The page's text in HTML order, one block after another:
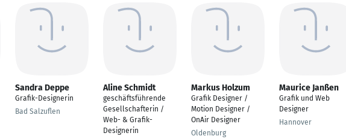
Sandra Deppe
Grafik-Designerin
Bad Salzuflen
Aline Schmidt
geschäftsführende
Gesellschafterin /
Web- & Grafik-
Designerin
Markus Holzum
Grafik Designer /
Motion Designer /
OnAir Designer
Oldenburg
Maurice Janßen
Grafik und Web
Designer
Hannover